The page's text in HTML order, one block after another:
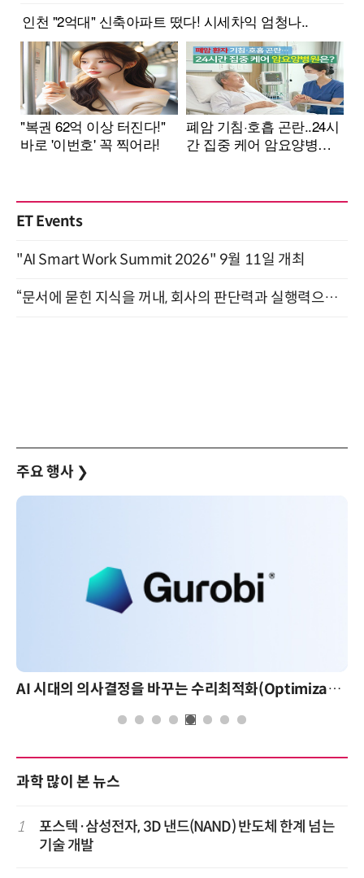
ET Events
"AI Smart Work Summit 2026" 9월 11일 개최
“문서에 묻힌 지식을 꺼내, 회사의 판단력과 실행력으로 바꾸다” (8/20)
주요 행사 ❯
AI 시대의 의사결정을 바꾸는 수리최적화(Optimization): 실제 산업 적용 사례와 활용 전략
과학 많이 본 뉴스
1
포스텍·삼성전자, 3D 낸드(NAND) 반도체 한계 넘는
기술 개발